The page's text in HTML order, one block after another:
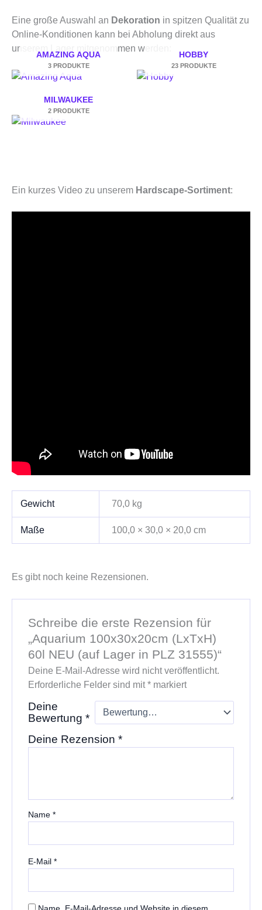
Eine große Auswahl an Dekoration in spitzen Qualität zu
Online-Konditionen kann bei Abholung direkt aus
unserem Lager mitgenommen werden:
AMAZING AQUA
3 PRODUKTE
HOBBY
23 PRODUKTE
MILWAUKEE
2 PRODUKTE
Ein kurzes Video zu unserem Hardscape-Sortiment:
Gewicht 70,0 kg
Maße 100,0 × 30,0 × 20,0 cm
Es gibt noch keine Rezensionen.
Schreibe die erste Rezension für
„Aquarium 100x30x20cm (LxTxH)
60l NEU (auf Lager in PLZ 31555)“
Deine E-Mail-Adresse wird nicht veröffentlicht.
Erforderliche Felder sind mit*markiert
Deine
Bewertung *
Deine Rezension *
Name *
E-Mail *